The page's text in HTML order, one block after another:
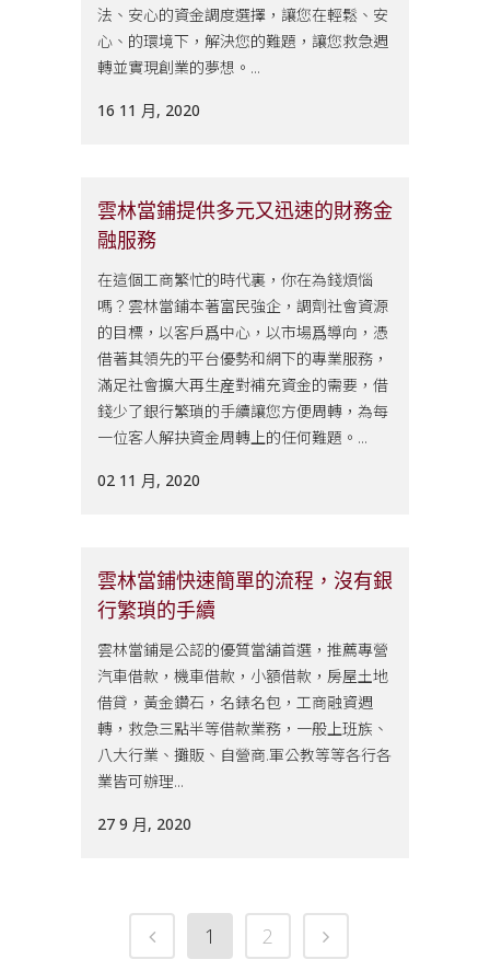
法、安心的資金調度選擇，讓您在輕鬆、安
心、的環境下，解決您的難題，讓您救急週
轉並實現創業的夢想。...
16 11 月, 2020
雲林當鋪提供多元又迅速的財務金
融服務
在這個工商繁忙的時代裏，你在為錢煩惱
嗎？雲林當鋪本著富民強企，調劑社會資源
的目標，以客戶爲中心，以市場爲導向，憑
借著其領先的平台優勢和網下的專業服務，
滿足社會擴大再生産對補充資金的需要，借
錢少了銀行繁瑣的手續讓您方便周轉，為每
一位客人解抉資金周轉上的任何難題。...
02 11 月, 2020
雲林當鋪快速簡單的流程，沒有銀
行繁瑣的手續
雲林當鋪是公認的優質當舖首選，推薦專營
汽車借款，機車借款，小額借款，房屋土地
借貸，黃金鑽石，名錶名包，工商融資週
轉，救急三點半等借款業務，一般上班族、
八大行業、攤販、自營商.軍公教等等各行各
業皆可辦理...
27 9 月, 2020
1 2